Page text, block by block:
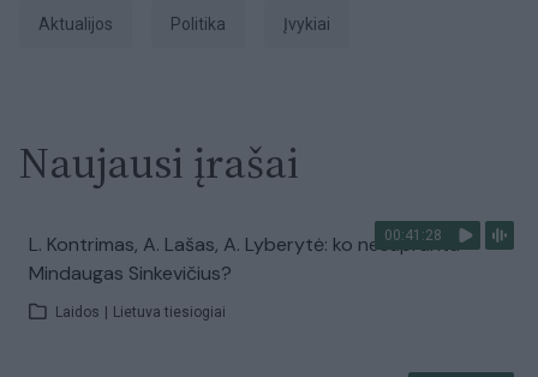
aktualijos Politika Įvykiai
Naujausi įrašai
00:41:28
L. Kontrimas, A. Lašas, A. Lyberytė: ko nesupranta
Mindaugas Sinkevičius?
Laidos Lietuva tiesiogiai